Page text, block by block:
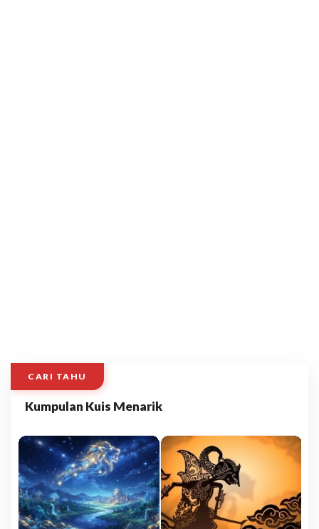
CARI TAHU
Kumpulan Kuis Menarik